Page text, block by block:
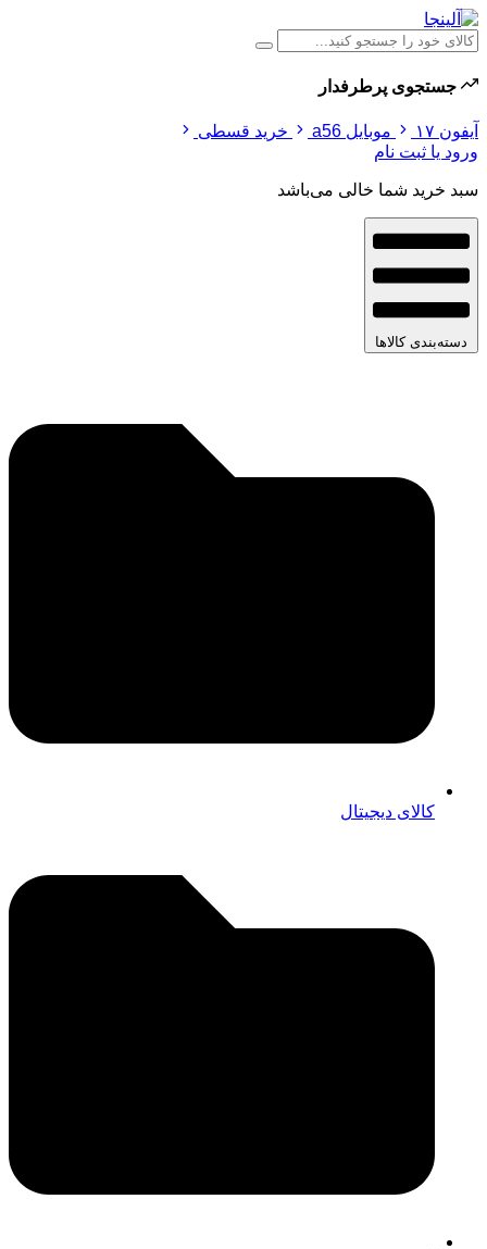
جستجوی پرطرفدار
آیفون ۱۷ موبایل a56
خرید قسطی
ورود یا ثبت نام
سبد خرید شما خالی می‌باشد
دسته‌بندی کالاها
کالای دیجیتال